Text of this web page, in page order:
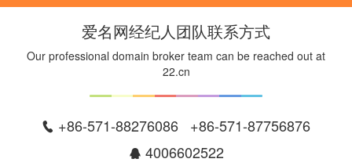
爱名网经纪人团队联系方式
Our professional domain broker team can be reached out at
22.cn
+86-571-88276086 +86-571-87756876
4006602522